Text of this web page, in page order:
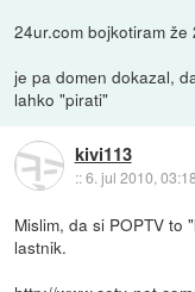
24ur.com bojkotiram že
je pa domen dokazal,
lahko "pirati"
kivi113
::6. jul 2010,
Mislim, da si POPTV to
lastnik.